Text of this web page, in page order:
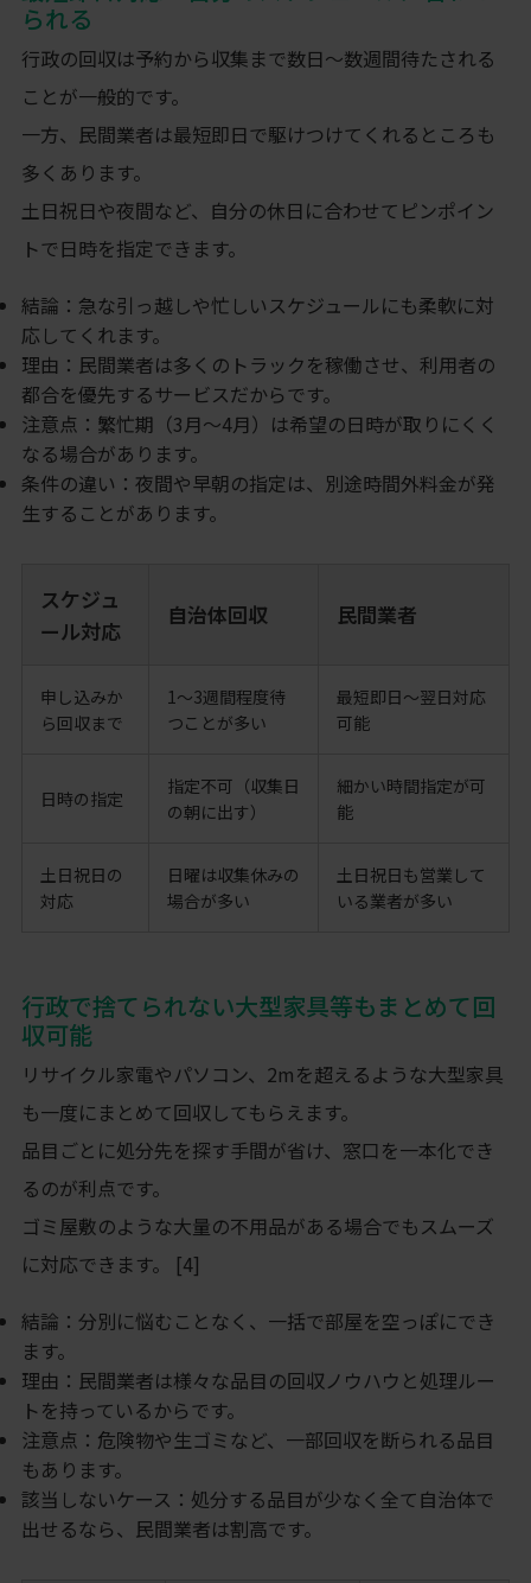
られる
行政の回収は予約から収集まで数日〜数週間待たされる
ことが一般的です。
一方、民間業者は最短即日で駆けつけてくれるところも
多くあります。
土日祝日や夜間など、自分の休日に合わせてピンポイン
トで日時を指定できます。
結論：急な引っ越しや忙しいスケジュールにも柔軟に対
応してくれます。
理由：民間業者は多くのトラックを稼働させ、利用者の
都合を優先するサービスだからです。
注意点：繁忙期（3月〜4月）は希望の日時が取りにくく
なる場合があります。
条件の違い：夜間や早朝の指定は、別途時間外料金が発
生することがあります。
スケジュ
ール対応
自治体回収 民間業者
申し込みか
ら回収まで
1〜3週間程度待
つことが多い
最短即日〜翌日対応
可能
日時の指定
指定不可（収集日
の朝に出す）
細かい時間指定が可
能
土日祝日の
対応
日曜は収集休みの
場合が多い
土日祝日も営業して
いる業者が多い
行政で捨てられない大型家具等もまとめて回
収可能
リサイクル家電やパソコン、2mを超えるような大型家具
も一度にまとめて回収してもらえます。
品目ごとに処分先を探す手間が省け、窓口を一本化でき
るのが利点です。
ゴミ屋敷のような大量の不用品がある場合でもスムーズ
に対応できます。 [4]
結論：分別に悩むことなく、一括で部屋を空っぽにでき
ます。
理由：民間業者は様々な品目の回収ノウハウと処理ルー
トを持っているからです。
注意点：危険物や生ゴミなど、一部回収を断られる品目
もあります。
該当しないケース：処分する品目が少なく全て自治体で
出せるなら、民間業者は割高です。